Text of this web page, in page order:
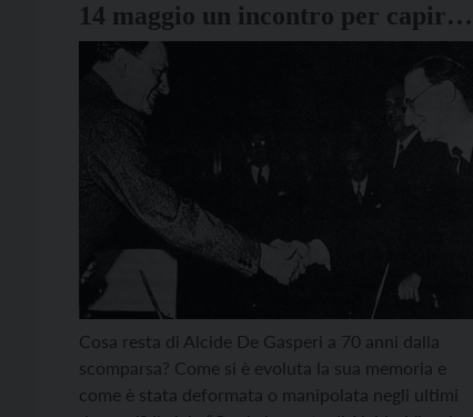
14 maggio un incontro per capire
“Quel che resta di Alcide”
Cosa resta di Alcide De Gasperi a 70 anni dalla
scomparsa? Come si è evoluta la sua memoria e
come è stata deformata o manipolata negli ultimi